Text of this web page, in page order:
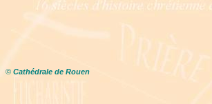
© Cathédrale de Rouen